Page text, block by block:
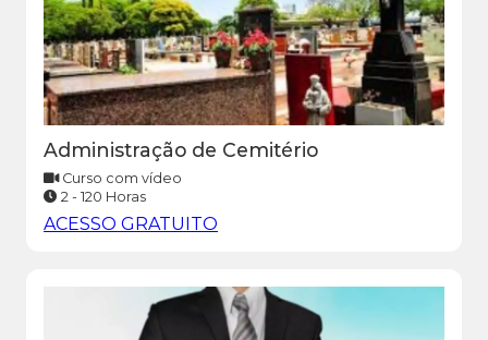
Administração de Cemitério
Curso com vídeo
2 - 120 Horas
ACESSO GRATUITO